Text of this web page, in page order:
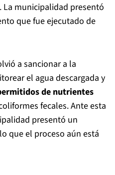
La municipalidad presentó
que fue ejecutado de
a sancionar a la
el agua descargada y
de nutrientes
fecales. Ante esta
presentó un
que el proceso aún está